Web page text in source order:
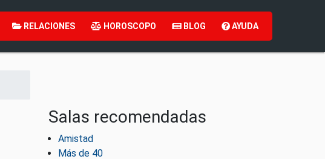
RELACIONES HOROSCOPO BLOG AYUDA
Salas recomendadas
Amistad
Más de 40